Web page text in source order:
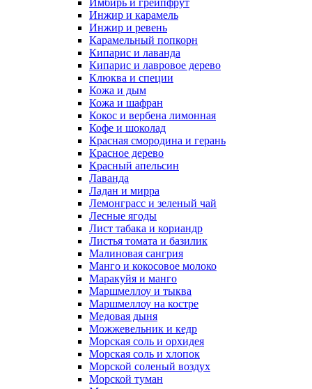
Имбирь и грейпфрут
Инжир и карамель
Инжир и ревень
Карамельный попкорн
Кипарис и лаванда
Кипарис и лавровое дерево
Клюква и специи
Кожа и дым
Кожа и шафран
Кокос и вербена лимонная
Кофе и шоколад
Красная смородина и герань
Красное дерево
Красный апельсин
Лаванда
Ладан и мирра
Лемонграсс и зеленый чай
Лесные ягоды
Лист табака и кориандр
Листья томата и базилик
Малиновая сангрия
Манго и кокосовое молоко
Маракуйя и манго
Маршмеллоу и тыква
Маршмеллоу на костре
Медовая дыня
Можжевельник и кедр
Морская соль и орхидея
Морская соль и хлопок
Морской соленый воздух
Морской туман